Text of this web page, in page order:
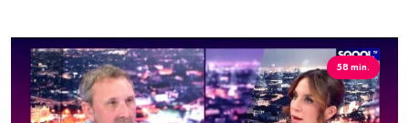
Bien que les effets du protoxyde d'azote puissent être graves
pour la santé, certains consommateurs, même après avoir
présenté des séquelles, ne semblent toujours pas réaliser la
dangerosité de ce produit, comme l'explique le Dr Irène
58 min.